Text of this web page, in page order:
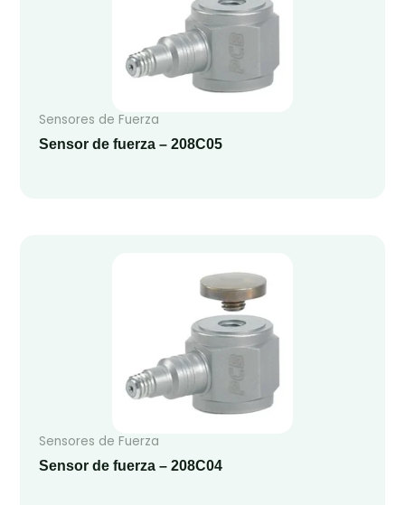
Sensores de Fuerza
Sensor de fuerza – 208C05
Sensores de Fuerza
Sensor de fuerza – 208C04